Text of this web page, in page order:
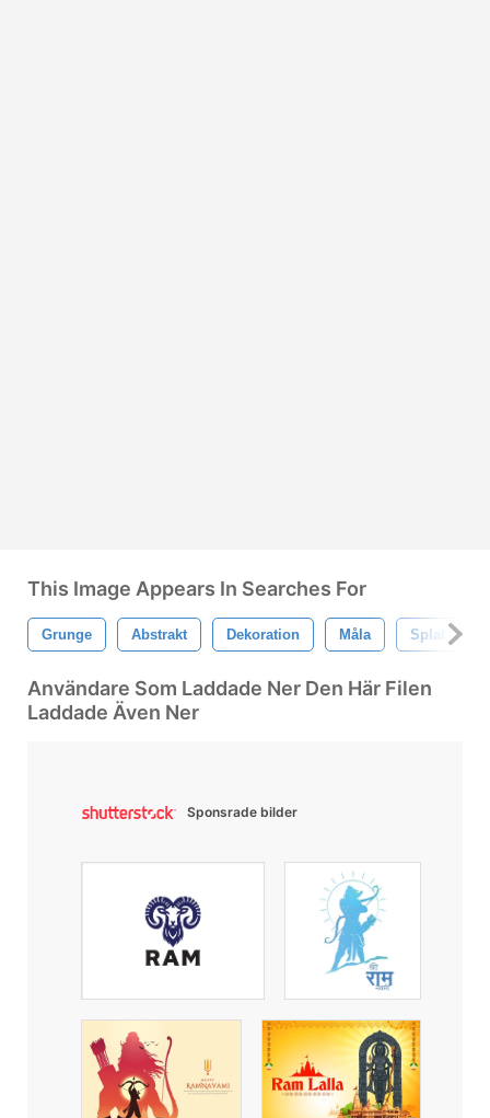
This Image Appears In Searches For
Grunge Abstrakt Dekoration Måla Splat
Användare Som Laddade Ner Den Här Filen
Laddade Även Ner
Sponsrade bilder